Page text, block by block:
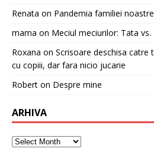
Renata on Pandemia familiei noastre
mama on Meciul meciurilor: Tata vs.
Roxana on Scrisoare deschisa catre
cu copiii, dar fara nicio jucarie
Robert on Despre mine
ARHIVA